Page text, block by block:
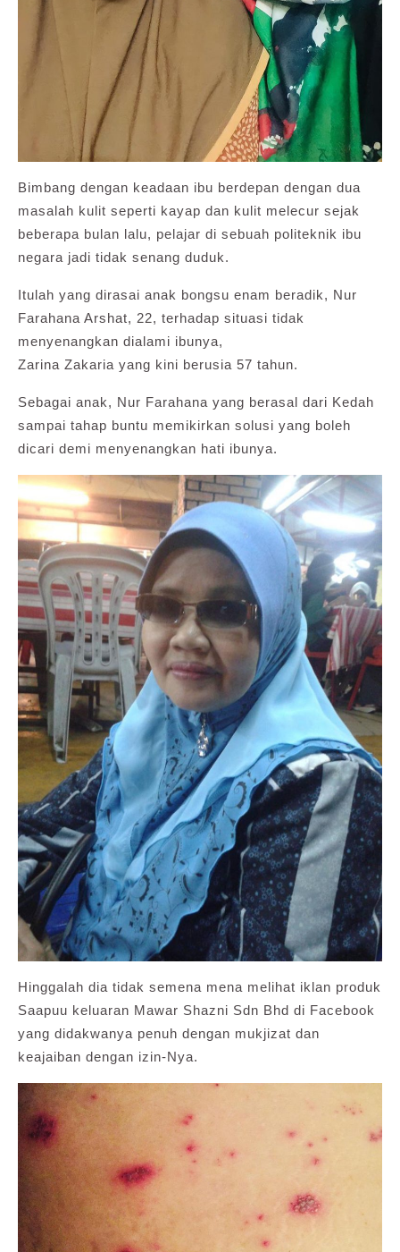
Bimbang dengan keadaan ibu berdepan dengan dua
masalah kulit seperti kayap dan kulit melecur sejak
beberapa bulan lalu, pelajar di sebuah politeknik ibu
negara jadi tidak senang duduk.
Itulah yang dirasai anak bongsu enam beradik, Nur
Farahana Arshat, 22, terhadap situasi tidak
menyenangkan dialami ibunya,
Zarina Zakaria yang kini berusia 57 tahun.
Sebagai anak, Nur Farahana yang berasal dari Kedah
sampai tahap buntu memikirkan solusi yang boleh
dicari demi menyenangkan hati ibunya.
Hinggalah dia tidak semena mena melihat iklan produk
Saapuu keluaran Mawar Shazni Sdn Bhd di Facebook
yang didakwanya penuh dengan mukjizat dan
keajaiban dengan izin-Nya.